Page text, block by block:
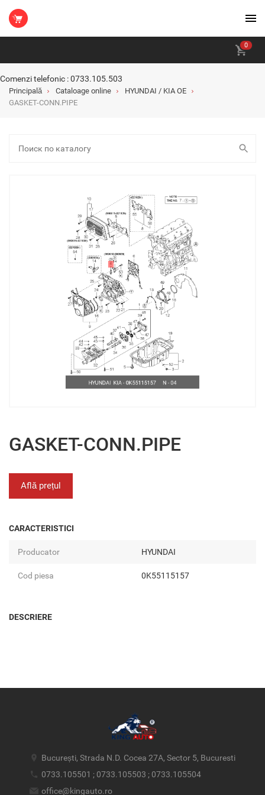
0
Comenzi telefonic : 0733.105.503
Principală Cataloage online
HYUNDAI / KIA OE
GASKET-CONN.PIPE
GASKET-CONN.PIPE
Află prețul
CARACTERISTICI
Producator HYUNDAI
Cod piesa 0K55115157
DESCRIERE
București, Strada N.D. Cocea 27A, Sector 5, Bucuresti
0733.105501 ; 0733.105503 ; 0733.105504
office@kingauto.ro